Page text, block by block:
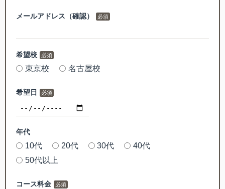
メールアドレス（確認）
希望校
東京校 名古屋校
希望日
年代
10代 20代 30代
40代
50代以上
コース料金